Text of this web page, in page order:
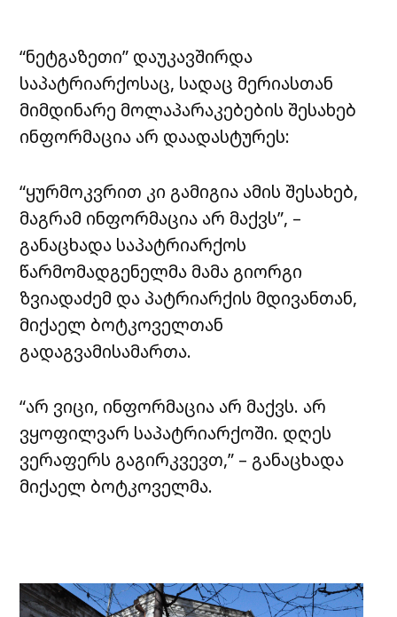
“ნეტგაზეთი” დაუკავშირდა
საპატრიარქოსაც, სადაც მერიასთან
მიმდინარე მოლაპარაკებების შესახებ
ინფორმაცია არ დაადასტურეს:
“ყურმოკვრით კი გამიგია ამის შესახებ,
მაგრამ ინფორმაცია არ მაქვს”, –
განაცხადა საპატრიარქოს
წარმომადგენელმა მამა გიორგი
ზვიადაძემ და პატრიარქის მდივანთან,
მიქაელ ბოტკოველთან
გადაგვამისამართა.
“არ ვიცი, ინფორმაცია არ მაქვს. არ
ვყოფილვარ საპატრიარქოში. დღეს
ვერაფერს გაგირკვევთ,” – განაცხადა
მიქაელ ბოტკოველმა.